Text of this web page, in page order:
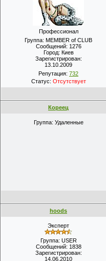
Профессионал
Группа: MEMBER of CLUB
Сообщений: 1276
Город: Киев
Зарегистрирован:
13.10.2009
Репутация: 732
Статус: Отсутствует
Кореец
Группа: Удаленные
hoods
Эксперт
Группа: USER
Сообщений: 1838
Зарегистрирован:
14.06.2010